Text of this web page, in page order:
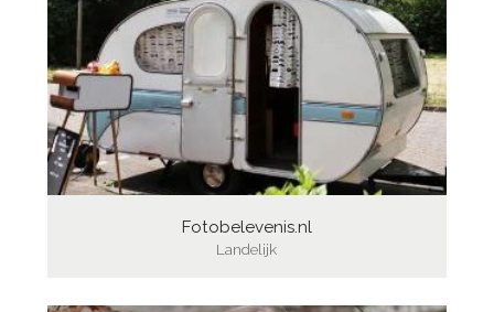
Fotobelevenis.nl
Landelijk